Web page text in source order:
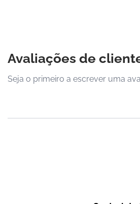
Avaliações de
Seja o primeiro a escrever uma